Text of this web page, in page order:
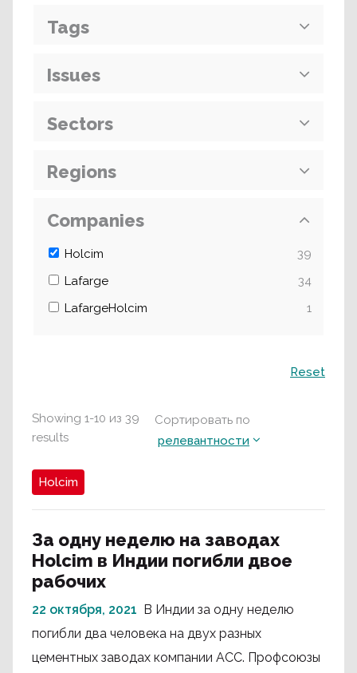
Showing 1-10 из 39
results
Сортировать по
релевантности
Holcim
За одну неделю на заводах
Holcim в Индии погибли двое
рабочих
22 октября, 2021 В Индии за одну неделю
погибли два человека на двух разных
цементных заводах компании ACC. Профсоюзы
Tags
Issues
Sectors
Regions
Companies
Holcim
39
Lafarge
34
LafargeHolcim
1
Reset